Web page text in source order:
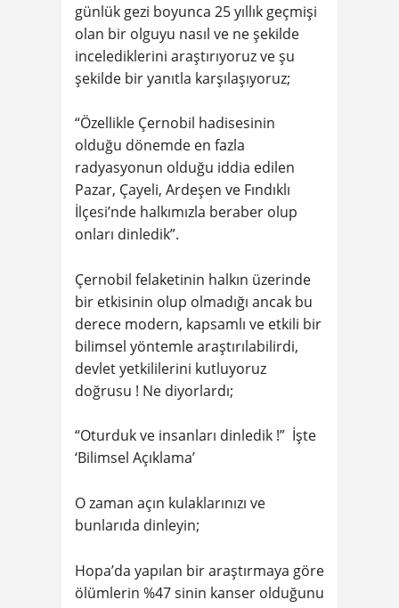
günlük gezi boyunca 25 yıllık geçmişi
olan bir olguyu nasıl ve ne şekilde
incelediklerini araştırıyoruz ve şu
şekilde bir yanıtla karşılaşıyoruz;
“Özellikle Çernobil hadisesinin
olduğu dönemde en fazla
radyasyonun olduğu iddia edilen
Pazar, Çayeli, Ardeşen ve Fındıklı
İlçesi’nde halkımızla beraber olup
onları dinledik”.
Çernobil felaketinin halkın üzerinde
bir etkisinin olup olmadığı ancak bu
derece modern, kapsamlı ve etkili bir
bilimsel yöntemle araştırılabilirdi,
devlet yetkililerini kutluyoruz
doğrusu ! Ne diyorlardı;
“Oturduk ve insanları dinledik !” İşte
‘Bilimsel Açıklama’
O zaman açın kulaklarınızı ve
bunlarıda dinleyin;
Hopa’da yapılan bir araştırmaya göre
ölümlerin %47 sinin kanser olduğunu